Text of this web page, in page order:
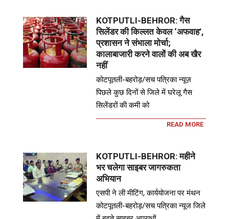
KOTPUTLI-BEHROR: गैस
सिलेंडर की किल्लत केवल ‘अफवाह’,
प्रशासन ने संभाला मोर्चा;
कालाबाजारी करने वालों की अब खैर
नहीं
कोटपूतली-बहरोड़/सच पत्रिका न्यूज़
पिछले कुछ दिनों से जिले में घरेलू गैस
सिलेंडरों की कमी को
READ MORE
KOTPUTLI-BEHROR: महीने
भर चलेगा साइबर जागरुकता
अभियान
एसपी ने ली मीटिंग, कार्ययोजना पर मंथन
कोटपूतली-बहरोड़/सच पत्रिका न्यूज जिले